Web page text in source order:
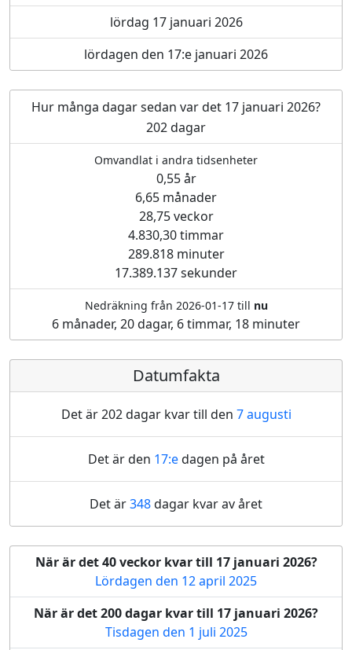
lördag 17 januari 2026
lördagen den 17:e januari 2026
Hur många dagar sedan var det 17 januari 2026?
202 dagar
Omvandlat i andra tidsenheter
0,55 år
6,65 månader
28,75 veckor
4.830,30 timmar
289.818 minuter
17.389.137 sekunder
Nedräkning från 2026-01-17 till nu
6 månader, 20 dagar, 6 timmar, 18 minuter
Datumfakta
Det är 202 dagar kvar till den 7 augusti
Det är den 17:edagen på året
Det är348dagar kvar av året
När är det 40 veckor kvar till 17 januari 2026?
Lördagen den 12 april 2025
När är det 200 dagar kvar till 17 januari 2026?
Tisdagen den 1 juli 2025